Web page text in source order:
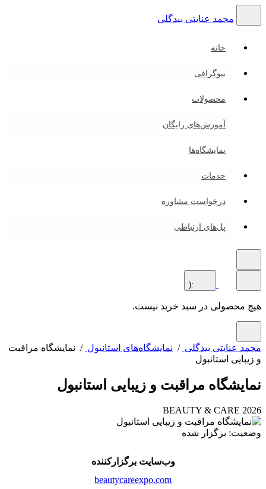
محمد عنایتی بیدگلی
خانه
بیوگرافی
محصولات
آموزش‌های رایگان
نمایشگاه‌ها
خدمات
درخواست مشاوره
پل‌های ارتباطی
محصولی در سبد خرید نیست.
عنایتی بیدگلی/نمایشگاه‌های استانبول/ نمایشگاه مراقبت
استانبول
مراقبت و زیبایی استانبول
BEAUTY & CARE
برگزار شده
وب‌سایت برگزارکننده
beautycareexpo.com